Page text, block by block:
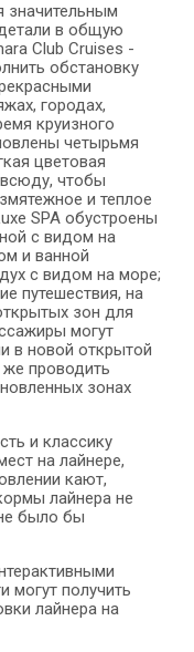
значительным
в общую
Club Cruises -
обстановку
городах,
круизного
четырьмя
цветовая
чтобы
и теплое
SPA обустроены
с видом на
и ванной
с видом на море;
путешествия, на
зон для
могут
в новой открытой
же проводить
зонах
и классику
на лайнере,
кают,
лайнера не
было бы
могут получить
лайнера на